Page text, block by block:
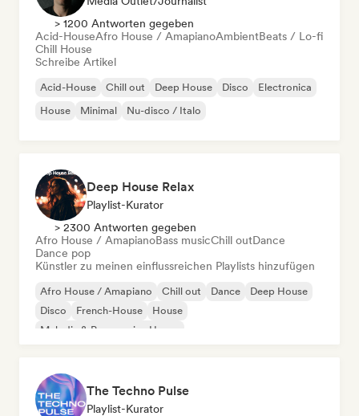
> 1200 Antworten gegeben
Acid-HouseAfro House / AmapianoAmbientBeats / Lo-fi
Chill House
Schreibe Artikel
Acid-House Chill out Deep House Disco
Electronica
House
Minimal Nu-disco / Italo
Deep House Relax
Playlist-Kurator
> 2300 Antworten gegeben
Afro House / AmapianoBass musicChill outDance
Dance pop
Künstler zu meinen einflussreichen Playlists hinzufügen
Afro House / Amapiano Chill out Dance
Deep House
Disco
French-House
House
Melodic & Progressive House
The Techno Pulse
Playlist-Kurator